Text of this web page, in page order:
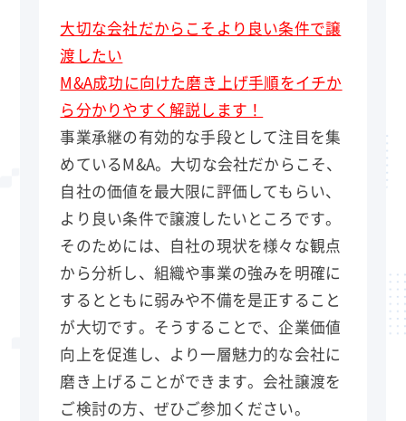
大切な会社だからこそより良い条件で譲
渡したい
M&A成功に向けた磨き上げ手順をイチか
ら分かりやすく解説します！
事業承継の有効的な手段として注目を集
めているM&A。大切な会社だからこそ、
自社の価値を最大限に評価してもらい、
より良い条件で譲渡したいところです。
そのためには、自社の現状を様々な観点
から分析し、組織や事業の強みを明確に
するとともに弱みや不備を是正すること
が大切です。そうすることで、企業価値
向上を促進し、より一層魅力的な会社に
磨き上げることができます。会社譲渡を
ご検討の方、ぜひご参加ください。